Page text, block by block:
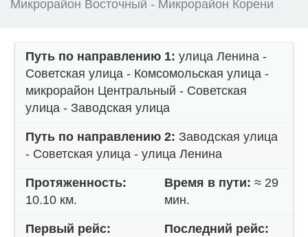
Микрорайон Восточный - Микрорайон Корени
Путь по направлению 1: улица Ленина -
Советская улица - Комсомольская улица -
микрорайон Центральный - Советская
улица - Заводская улица
Путь по направлению 2: Заводская улица
- Советская улица - улица Ленина
Протяженность:
10.10 км.
Время в пути: ≈ 29
мин.
Первый рейс: Последний рейс: